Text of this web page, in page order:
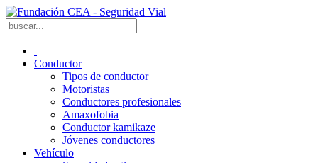
Conductor
Tipos de conductor
Motoristas
Conductores profesionales
Amaxofobia
Conductor kamikaze
Jóvenes conductores
Vehículo